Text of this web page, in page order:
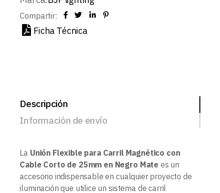
Compartir:
Ficha Técnica
Descripción
Información de envío
La Unión Flexible para Carril Magnético con
Cable Corto de 25mm en Negro Mate es un
accesorio indispensable en cualquier proyecto de
iluminación que utilice un sistema de carril